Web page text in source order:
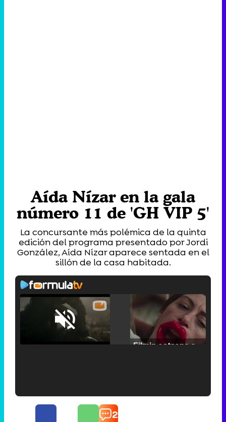
Aída Nízar en la gala
número 11 de 'GH VIP 5'
La concursante más polémica de la quinta
edición del programa presentado por Jordi
González, Aída Nízar aparece sentada en el
sillón de la casa habitada.
Unmute /
2